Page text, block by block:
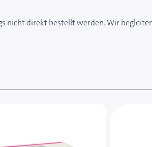
nicht direkt bestellt werden. Wir